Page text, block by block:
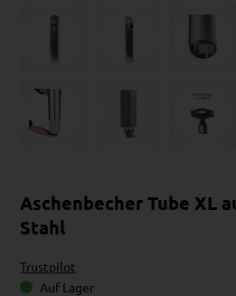
Aschenbecher Tube XL
Stahl
Trustpilot
Auf Lager